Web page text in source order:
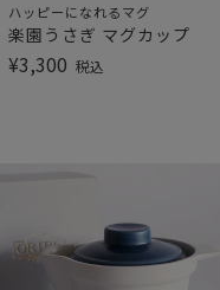
ハッピーになれるマグ
楽園うさぎ マグカップ
¥3,300 税込